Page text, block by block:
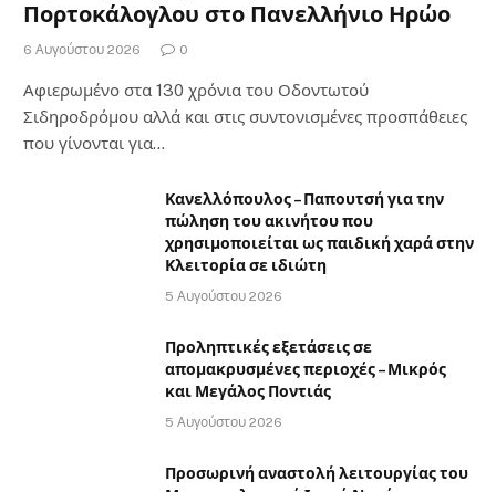
Πορτοκάλογλου στο Πανελλήνιο Ηρώο
6 Αυγούστου 2026 0
Αφιερωμένο στα 130 χρόνια του Οδοντωτού
Σιδηροδρόμου αλλά και στις συντονισμένες προσπάθειες
που γίνονται για…
Κανελλόπουλος – Παπουτσή για την
πώληση του ακινήτου που
χρησιμοποιείται ως παιδική χαρά στην
Κλειτορία σε ιδιώτη
5 Αυγούστου 2026
Προληπτικές εξετάσεις σε
απομακρυσμένες περιοχές – Μικρός
και Μεγάλος Ποντιάς
5 Αυγούστου 2026
Προσωρινή αναστολή λειτουργίας του